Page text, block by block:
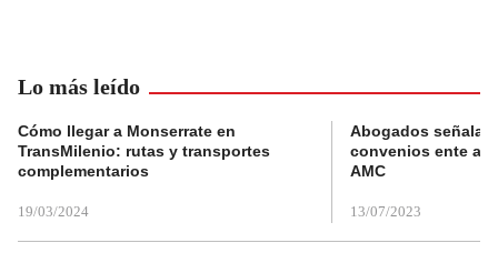
Lo más leído
Cómo llegar a Monserrate en
TransMilenio: rutas y transportes
complementarios
19/03/2024
Abogados
convenios ente
AMC
13/07/2023